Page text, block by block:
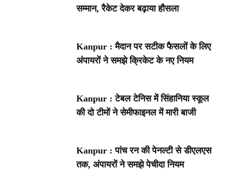
सम्मान, रैकेट देकर बढ़ाया हौसला
Kanpur : मैदान पर सटीक फैसलों के लिए
अंपायरों ने समझे क्रिकेट के नए नियम
Kanpur : टेबल टेनिस में सिंहानिया स्कूल
की दो टीमों ने सेमीफाइनल में मारी बाजी
Kanpur : पांच रन की पेनल्टी से डीएलएस
तक, अंपायरों ने समझे पेचीदा नियम